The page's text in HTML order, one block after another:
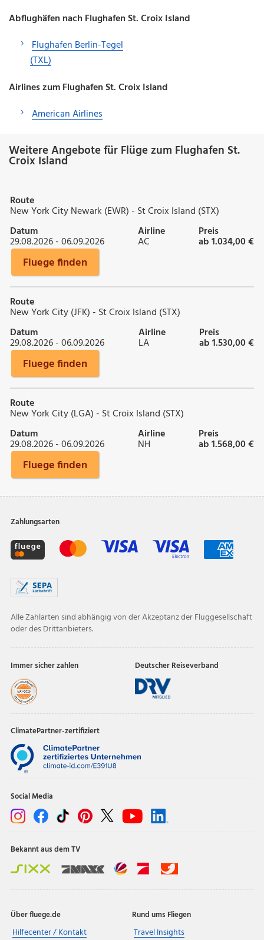
Abflughäfen nach Flughafen St. Croix Island
Flughafen Berlin-Tegel
(TXL)
Airlines zum Flughafen St. Croix Island
American Airlines
Weitere Angebote für Flüge zum Flughafen St.
Croix Island
Route
New York City Newark (EWR) - St Croix Island (STX)
Datum
29.08.2026 - 06.09.2026
Airline
AC
Preis
ab 1.034,00 €
Fluege finden
Route
New York City (JFK) - St Croix Island (STX)
Datum
29.08.2026 - 06.09.2026
Airline
LA
Preis
ab 1.530,00 €
Fluege finden
Route
New York City (LGA) - St Croix Island (STX)
Datum
29.08.2026 - 06.09.2026
Airline
NH
Preis
ab 1.568,00 €
Fluege finden